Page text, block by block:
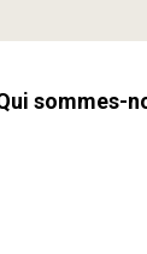
Qui sommes-